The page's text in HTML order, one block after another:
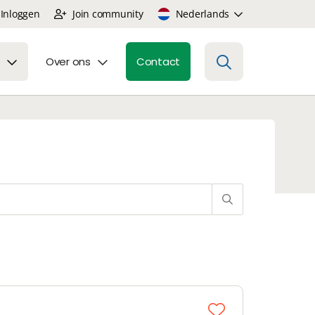
Join community Nederlands
Over ons Contact